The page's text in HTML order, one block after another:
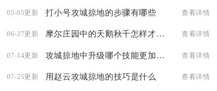
05-05更新 打小号攻城掠地的步骤有哪些 查看详情
06-27更新 摩尔庄园中的天鹅秋千怎样才能获得 查看详情
07-14更新 攻城掠地中升级哪个技能更加有效 查看详情
07-25更新 用赵云攻城掠地的技巧是什么 查看详情